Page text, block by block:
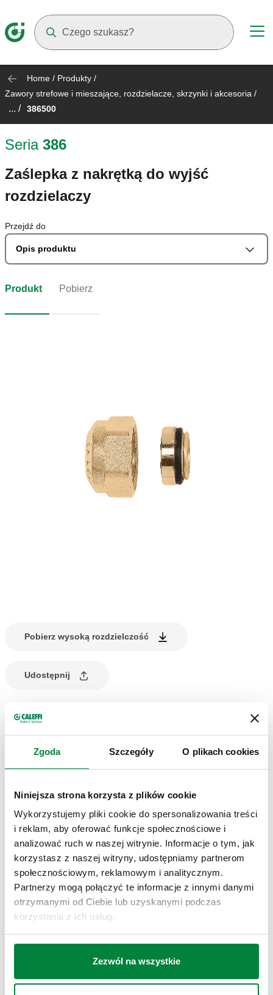
Zgoda Szczegóły O plikach cookies
Niniejsza strona korzysta z plików cookie
Wykorzystujemy pliki cookie do spersonalizowania treści
i reklam, aby oferować funkcje społecznościowe i
analizować ruch w naszej witrynie. Informacje o tym, jak
korzystasz z naszej witryny, udostępniamy partnerom
społecznościowym, reklamowym i analitycznym.
Partnerzy mogą połączyć te informacje z innymi danymi
otrzymanymi od Ciebie lub uzyskanymi podczas
korzystania z ich usług.
Zezwól na wszystkie
Home / Produkty /
Zawory strefowe i mieszające, rozdzielacze, skrzynki i akcesoria /
... / 386500
Seria 386
Zaślepka z nakrętką do wyjść
rozdzielaczy
Przejdź do
Opis produktu
Produkt Pobierz
Pobierz wysoką rozdzielczość
Udostępnij
OPIS PRODUKTU
Zaślepka z nakrętką do wyjść rozdzielaczy
RYSUNKI I SPECYFIKACJE
Kod produktu Przyłącze Actions
386500 G 3/4" (ISO 228-1) GW
Modele 3D